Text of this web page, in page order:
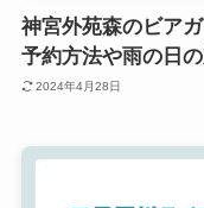
神宮外苑森のビア
予約方法や雨の日
2024年4月28日